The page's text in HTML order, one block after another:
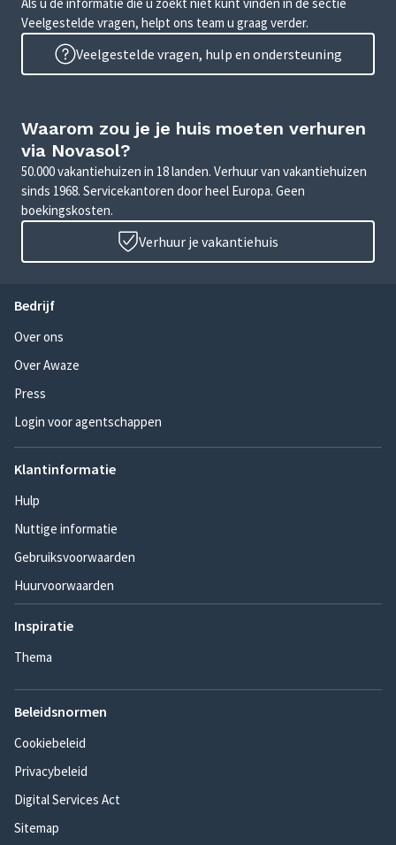
Veelgestelde vragen, helpt ons team u graag verder.
Veelgestelde vragen, hulp en ondersteuning
Waarom zou je je huis moeten verhuren
via Novasol?
50.000 vakantiehuizen in 18 landen. Verhuur van vakantiehuizen
sinds 1968. Servicekantoren door heel Europa. Geen
boekingskosten.
Verhuur je vakantiehuis
Bedrijf
Over ons
Over Awaze
Press
Login voor agentschappen
Klantinformatie
Hulp
Nuttige informatie
Gebruiksvoorwaarden
Huurvoorwaarden
Inspiratie
Thema
Beleidsnormen
Cookiebeleid
Privacybeleid
Digital Services Act
Sitemap